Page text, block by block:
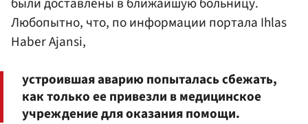
Любопытно, что, по информации портала Ihlas
Haber Ajansi,
устроившая аварию попыталась сбежать,
как только ее привезли в медицинское
учреждение для оказания помощи.